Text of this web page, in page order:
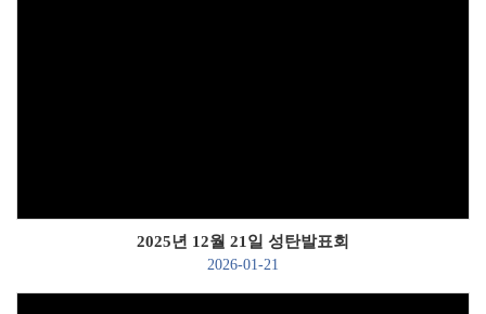
2025년 12월 21일 성탄발표회
2026-01-21